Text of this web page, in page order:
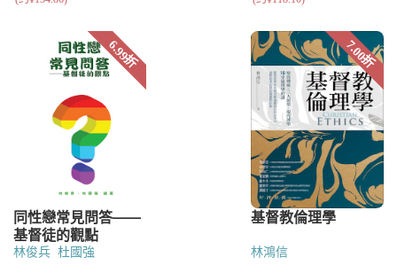
林俊兵 杜國強 林鴻信